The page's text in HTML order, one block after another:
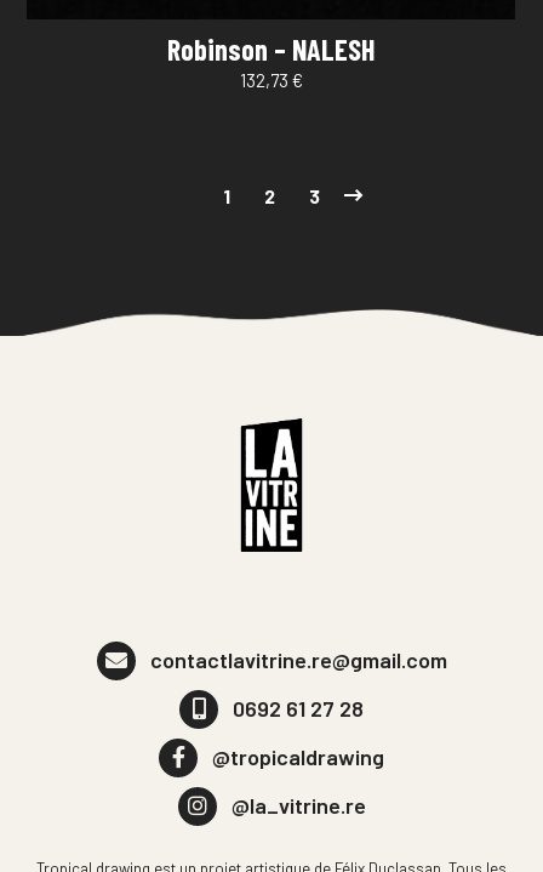
Robinson – NALESH
132,73 €
1 2 3
contactlavitrine.re@gmail.com
0692 61 27 28
@tropicaldrawing
@la_vitrine.re